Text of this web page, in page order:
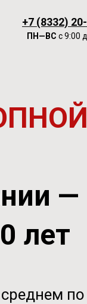
+7 (8332)
ПН—ВС с 9:00
—
лет